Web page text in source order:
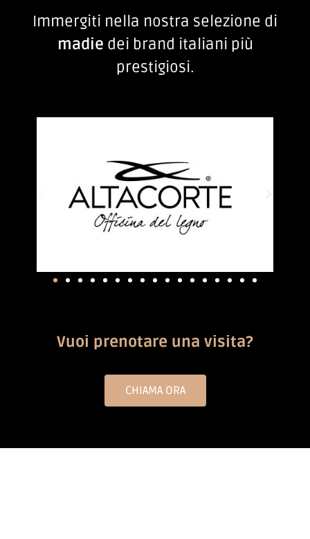
Immergiti nella nostra selezione di
madie dei brand italiani più
prestigiosi.
Vuoi prenotare una visita?
CHIAMA ORA